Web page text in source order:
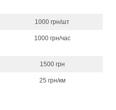
1000 грн/шт
1000 грн/час
1500 грн
25 грн/км